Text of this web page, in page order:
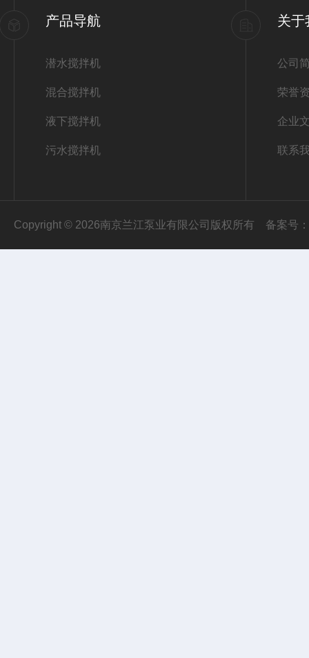
产品导航
潜水搅拌机
混合搅拌机
液下搅拌机
污水搅拌机
关于
公司
荣誉
企业
联系
Copyright © 2026南京兰江泵业有限公司版权所有 备案号